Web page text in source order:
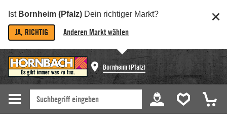
Ist Bornheim (Pfalz) Dein richtiger Markt?
JA, RICHTIG Anderen Markt wählen
Bornheim (Pfalz)